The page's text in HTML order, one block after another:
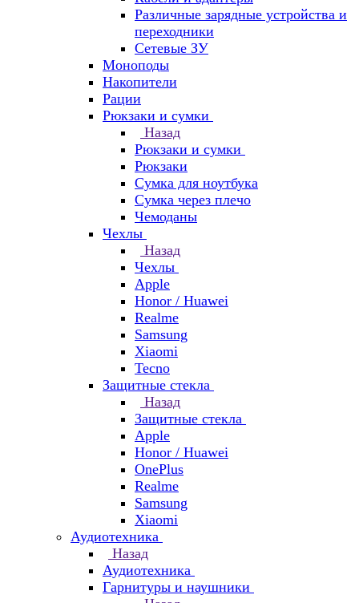
Различные зарядные устройства и
переходники
Сетевые ЗУ
Моноподы
Накопители
Рации
Рюкзаки и сумки
Назад
Рюкзаки и сумки
Рюкзаки
Сумка для ноутбука
Сумка через плечо
Чемоданы
Чехлы
Назад
Чехлы
Apple
Honor / Huawei
Realme
Samsung
Xiaomi
Tecno
Защитные стекла
Назад
Защитные стекла
Apple
Honor / Huawei
OnePlus
Realme
Samsung
Xiaomi
Аудиотехника
Назад
Аудиотехника
Гарнитуры и наушники